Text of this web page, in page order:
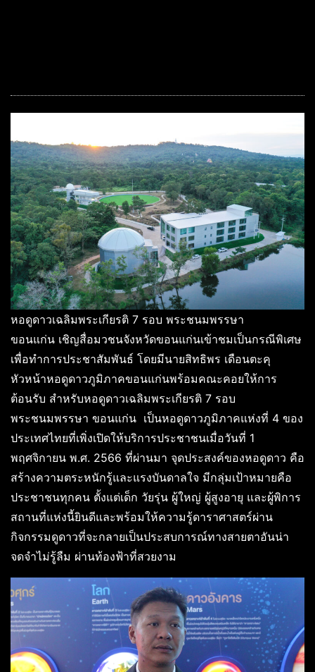
หอดูดาวเฉลิมพระเกียรติ 7 รอบ พระชนมพรรษา
ขอนแก่น เชิญสื่อมวชนจังหวัดขอนแก่นเข้าชมเป็นกรณีพิเศษ
เพื่อทำการประชาสัมพันธ์ โดยมีนายสิทธิพร เดือนตะคุ
หัวหน้าหอดูดาวภูมิภาคขอนแก่นพร้อมคณะคอยให้การ
ต้อนรับ สำหรับหอดูดาวเฉลิมพระเกียรติ 7 รอบ
พระชนมพรรษา ขอนแก่น เป็นหอดูดาวภูมิภาคแห่งที่ 4 ของ
ประเทศไทยที่เพิ่งเปิดให้บริการประชาชนเมื่อวันที่ 1
พฤศจิกายน พ.ศ. 2566 ที่ผ่านมา จุดประสงค์ของหอดูดาว คือ
สร้างความตระหนักรู้และแรงบันดาลใจ มีกลุ่มเป้าหมายคือ
ประชาชนทุกคน ตั้งแต่เด็ก วัยรุ่น ผู้ใหญ่ ผู้สูงอายุ และผู้พิการ
สถานที่แห่งนี้ยินดีและพร้อมให้ความรู้ดาราศาสตร์ผ่าน
กิจกรรมดูดาวที่จะกลายเป็นประสบการณ์ทางสายตาอันน่า
จดจำไม่รู้ลืม ผ่านท้องฟ้าที่สวยงาม